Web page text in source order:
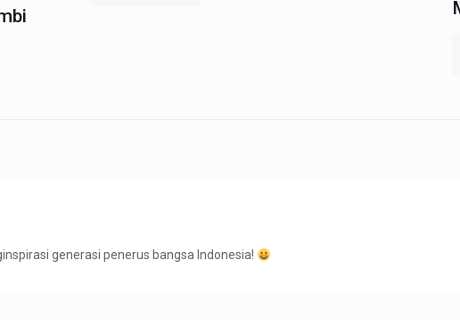
generasi penerus bangsa Indonesia!